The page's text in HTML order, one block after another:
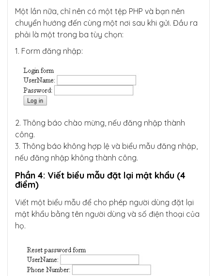
Một lần nữa, chỉ nên có một tệp PHP và bạn nên
chuyển hướng đến cùng một nơi sau khi gửi. Đầu ra
phải là một trong ba tùy chọn:
1. Form đăng nhập:
2. Thông báo chào mừng, nếu đăng nhập thành
công.
3. Thông báo không hợp lệ và biểu mẫu đăng nhập,
nếu đăng nhập không thành công.
Phần 4: Viết biểu mẫu đặt lại mật khẩu (4
điểm)
Viết một biểu mẫu để cho phép người dùng đặt lại
mật khẩu bằng tên người dùng và số điện thoại của
họ.